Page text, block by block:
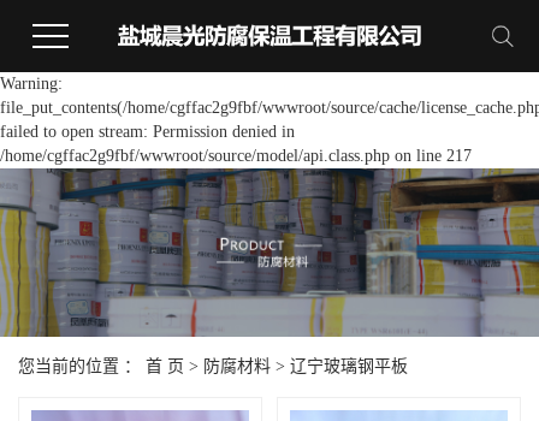
Warning:
file_put_contents(/home/cgffac2g9fbf/wwwroot/source/cache/
failed to open stream: Permission denied in
/home/cgffac2g9fbf/wwwroot/source/model/api.class.php on line 217
您当前的位置 ： 首 页 > 防腐材料 > 辽宁玻璃钢平板